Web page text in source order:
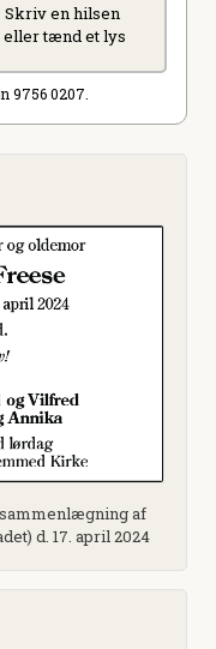
Skriv en hilsen
eller tænd et lys
9756 0207.
af
d. 17. april 2024